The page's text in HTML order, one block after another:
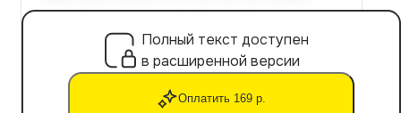
Полный текст доступен
в расширенной версии
Оплатить 169 р.